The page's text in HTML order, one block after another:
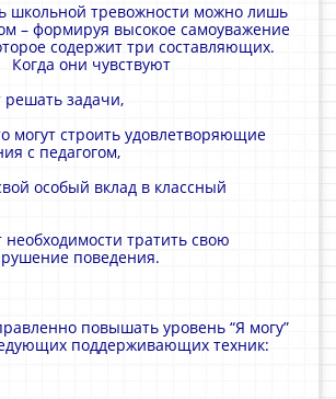
тревожности можно лишь
– формируя высокое самоуважение
содержит три составляющих.
Когда они чувствуют
задачи,
строить удовлетворяющие
с педагогом,
особый вклад в классный
тратить свою
поведения.
повышать уровень “Я могу”
поддерживающих техник: